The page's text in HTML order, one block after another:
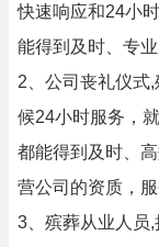
快速响应和24小
能得到及时、专业
2、公司丧礼仪式
候24小时服务，
都能得到及时、
营公司的资质，
3、殡葬从业人员